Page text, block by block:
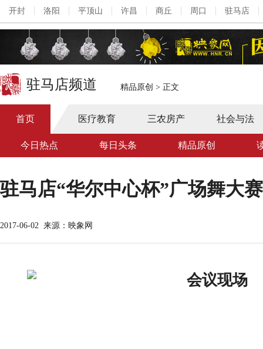
开封 洛阳 平顶山 许昌 商丘 周口 驻马店
驻马店频道 精品原创 > 正文
首页 医疗教育 三农房产 社会与法
今日热点 每日头条 精品原创
驻马店“华尔中心杯”广场舞大
2017-06-02 来源：映象网